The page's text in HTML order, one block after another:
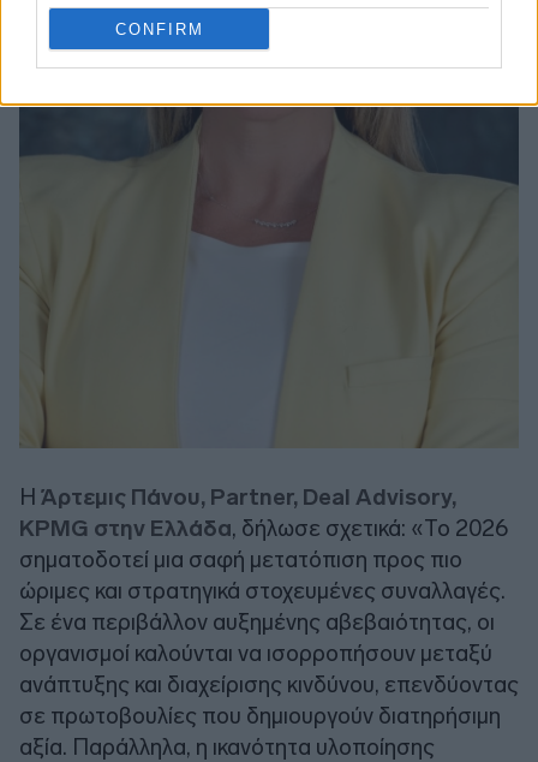
CONFIRM
Η Άρτεμις Πάνου, Partner, Deal Advisory,
KPMG στην Ελλάδα, δήλωσε σχετικά: «Το 2026
σηματοδοτεί μια σαφή μετατόπιση προς πιο
ώριμες και στρατηγικά στοχευμένες συναλλαγές.
Σε ένα περιβάλλον αυξημένης αβεβαιότητας, οι
οργανισμοί καλούνται να ισορροπήσουν μεταξύ
ανάπτυξης και διαχείρισης κινδύνου, επενδύοντας
σε πρωτοβουλίες που δημιουργούν διατηρήσιμη
αξία. Παράλληλα, η ικανότητα υλοποίησης